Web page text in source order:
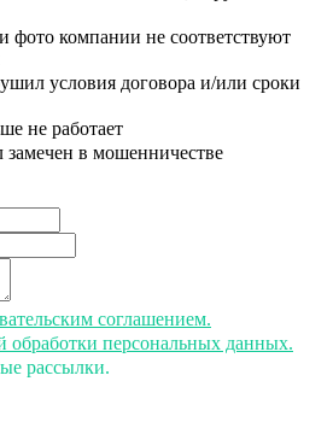
фото компании не соответствуют
условия договора и/или сроки
не работает
в мошенничестве
соглашением.
обработки персональных данных.
рассылки.